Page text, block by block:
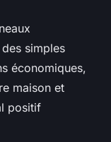
simples
économiques,
maison et
positif